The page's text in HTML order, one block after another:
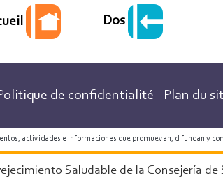
Dos
de confidentialité Plan du
actividades e informaciones que promuevan, difundan y
Saludable de la Consejería de